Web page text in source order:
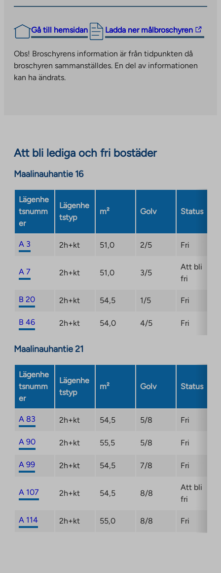
Gå till hemsidan Ladda ner målbroschyren
The
link
takes
you
in
a
Obs! Broschyrens information är från tidpunkten då
broschyren sammanställdes. En del av informationen
kan ha ändrats.
Att bli lediga och fri bostäder
Maalinauhantie 16
Lägenhe
tsnumm
er
Lägenhe
tstyp
m² Golv Status
A 3 2h+kt 51,0 2/5 Fri
A 7 2h+kt 51,0 3/5
Att bli
fri
B 20 2h+kt 54,5 1/5 Fri
B 46 2h+kt 54,0 4/5 Fri
Maalinauhantie 21
Lägenhe
tsnumm
er
Lägenhe
tstyp
m² Golv Status
A 83 2h+kt 54,5 5/8 Fri
A 90 2h+kt 55,5 5/8 Fri
A 99 2h+kt 54,5 7/8 Fri
A 107 2h+kt 54,5 8/8
Att bli
fri
A 114 2h+kt 55,0 8/8 Fri